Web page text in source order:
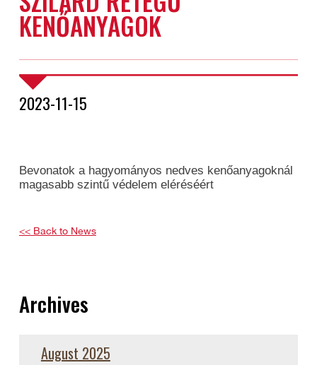
KENŐANYAGOK
2023-11-15
Bevonatok a hagyományos nedves kenőanyagoknál
magasabb szintű védelem eléréséért
<< Back to News
Archives
August 2025